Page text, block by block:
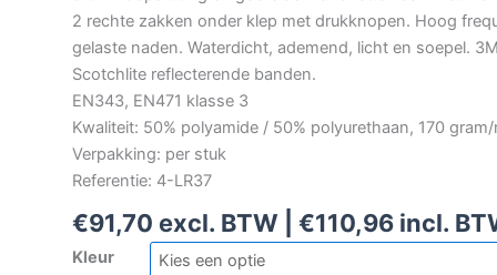
2 rechte zakken onder klep met drukknopen. Hoog
gelaste naden. Waterdicht, ademend, licht en soepel.
Scotchlite reflecterende banden.
EN343, EN471 klasse 3
Kwaliteit: 50% polyamide / 50% polyurethaan, 170 gram/
Verpakking: per stuk
Referentie: 4-LR37
€91,70 excl. BTW | €110,96 incl.
Kleur